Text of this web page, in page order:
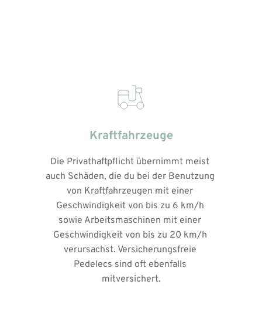
Kraftfahrzeuge
Die Privathaftpflicht übernimmt meist
auch Schäden, die du bei der Benutzung
von Kraftfahrzeugen mit einer
Geschwindigkeit von bis zu 6 km/h
sowie Arbeitsmaschinen mit einer
Geschwindigkeit von bis zu 20 km/h
verursachst. Versicherungsfreie
Pedelecs sind oft ebenfalls
mitversichert.